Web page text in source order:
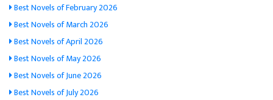
Best Novels of February 2026
Best Novels of March 2026
Best Novels of April 2026
Best Novels of May 2026
Best Novels of June 2026
Best Novels of July 2026